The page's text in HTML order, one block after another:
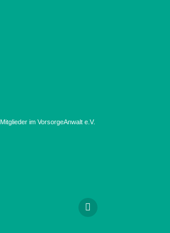
Mitglieder im VorsorgeAnwalt e.V.